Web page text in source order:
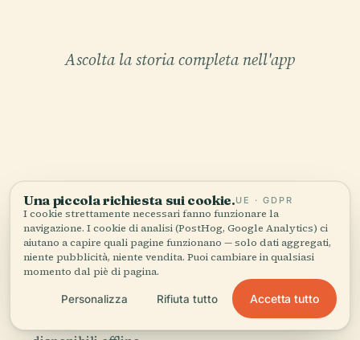
Ascolta la storia completa nell'app
Tutta Baluarte De San
Roque,
raccontata bene.
Guide audio per oltre 1.100 città in 96 paesi.
Storia, racconti e conoscenza locale —
Una piccola richiesta sui cookie.UE · GDPR
I cookie strettamente necessari fanno funzionare la
navigazione. I cookie di analisi (PostHog, Google Analytics) ci
aiutano a capire quali pagine funzionano — solo dati aggregati,
niente pubblicità, niente vendita. Puoi cambiare in qualsiasi
momento dal piè di pagina.
Personalizza Rifiuta tutto Accetta tutto